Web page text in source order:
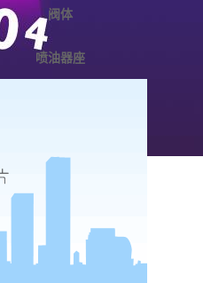
阀体
喷油器座